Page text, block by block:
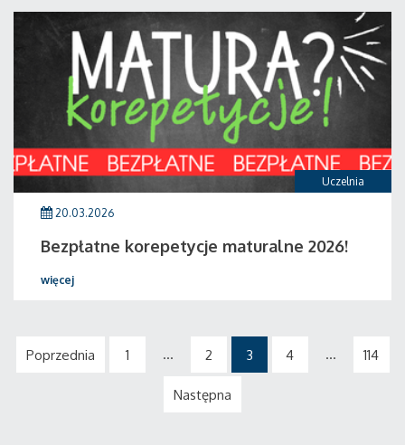
Uczelnia
20.03.2026
Bezpłatne korepetycje maturalne 2026!
więcej
Poprzednia 1 ... 2 3 4 ... 114
Następna